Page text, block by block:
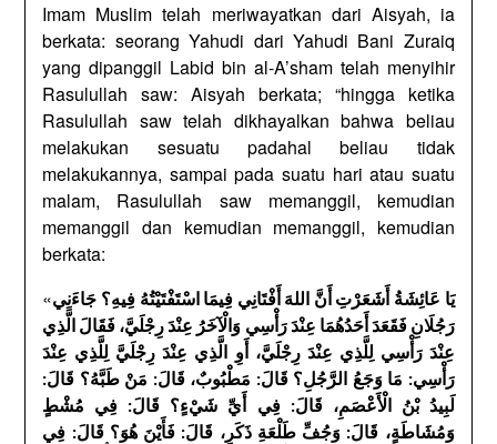
Imam Muslim telah meriwayatkan dari Aisyah, ia
berkata: seorang Yahudi dari Yahudi Bani Zuraiq
yang dipanggil Labid bin al-A’sham telah menyihir
Rasulullah saw: Aisyah berkata; “hingga ketika
Rasulullah saw telah dikhayalkan bahwa beliau
melakukan sesuatu padahal beliau tidak
melakukannya, sampai pada suatu hari atau suatu
malam, Rasulullah saw memanggil, kemudian
memanggil dan kemudian memanggil, kemudian
berkata:
«يَا عَائِشَةُ أَشَعَرْتِ أَنَّ اللهَ أَفْتَانِي فِيمَا اسْتَفْتَيْتُهُ فِيهِ؟ جَاءَنِي
رَجُلَانِ فَقَعَدَ أَحَدُهُمَا عِنْدَ رَأْسِي وَالْآخَرُ عِنْدَ رِجْلَيَّ، فَقَالَ الَّذِي
عِنْدَ رَأْسِي لِلَّذِي عِنْدَ رِجْلَيَّ، أَوِ الَّذِي عِنْدَ رِجْلَيَّ لِلَّذِي عِنْدَ
رَأْسِي: مَا وَجَعُ الرَّجُلِ؟ قَالَ: مَطْبُوبٌ، قَالَ: مَنْ طَبَّهُ؟ قَالَ:
لَبِيدُ بْنُ الْأَعْصَمِ، قَالَ: فِي أَيِّ شَيْءٍ؟ قَالَ: فِي مُشْطٍ
وَمُشَاطَةٍ، قَالَ: وَجُفِّ طَلْعَةِ ذَكَرٍ، قَالَ: فَأَيْنَ هُوَ؟ قَالَ: فِي